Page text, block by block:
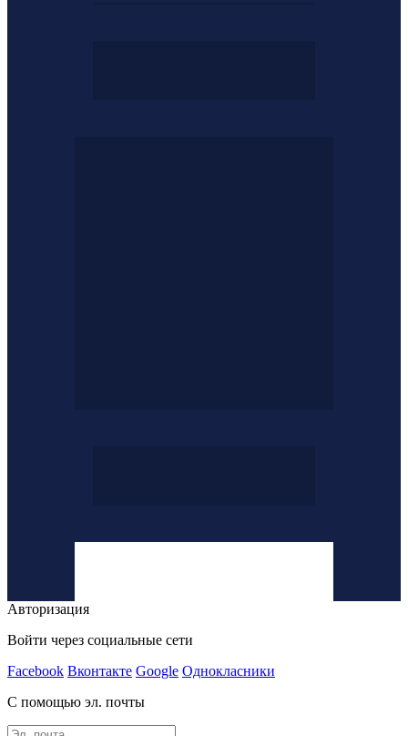
Авторизация
Войти через социальные сети
Facebook Вконтакте Google Однокласники
С помощью эл. почты